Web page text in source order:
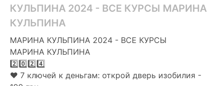
КУЛЬПИНА 2024 - ВСЕ КУРСЫ МАРИНА
КУЛЬПИНА
МАРИНА КУЛЬПИНА 2024 - ВСЕ КУРСЫ
МАРИНА КУЛЬПИНА
2️⃣0️⃣2️⃣4️⃣
❤️ 7 ключей к деньгам: открой дверь изобилия -